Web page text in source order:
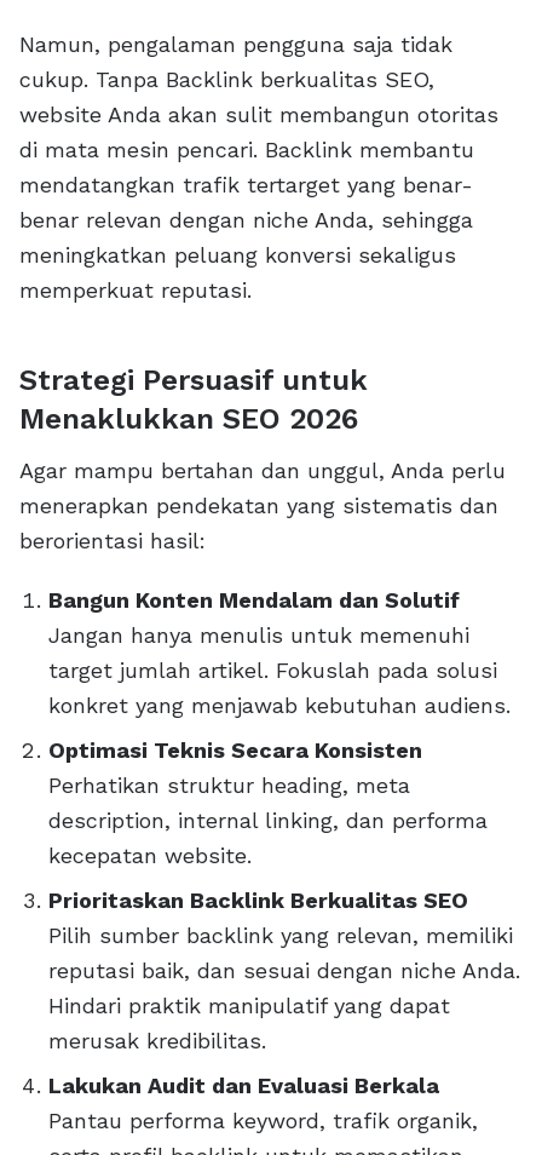
Namun, pengalaman pengguna saja tidak
cukup. Tanpa Backlink berkualitas SEO,
website Anda akan sulit membangun otoritas
di mata mesin pencari. Backlink membantu
mendatangkan trafik tertarget yang benar-
benar relevan dengan niche Anda, sehingga
meningkatkan peluang konversi sekaligus
memperkuat reputasi.
Strategi Persuasif untuk
Menaklukkan SEO 2026
Agar mampu bertahan dan unggul, Anda perlu
menerapkan pendekatan yang sistematis dan
berorientasi hasil:
Bangun Konten Mendalam dan Solutif
Jangan hanya menulis untuk memenuhi
target jumlah artikel. Fokuslah pada solusi
konkret yang menjawab kebutuhan audiens.
Optimasi Teknis Secara Konsisten
Perhatikan struktur heading, meta
description, internal linking, dan performa
kecepatan website.
Prioritaskan Backlink Berkualitas SEO
Pilih sumber backlink yang relevan, memiliki
reputasi baik, dan sesuai dengan niche Anda.
Hindari praktik manipulatif yang dapat
merusak kredibilitas.
Lakukan Audit dan Evaluasi Berkala
Pantau performa keyword, trafik organik,